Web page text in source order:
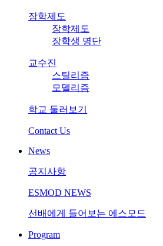
장학제도
장학제도
장학생 명단
교수진
스틸리즘
모델리즘
학교 둘러보기
Contact Us
News
공지사항
ESMOD NEWS
선배에게 들어보는 에스모드
Program